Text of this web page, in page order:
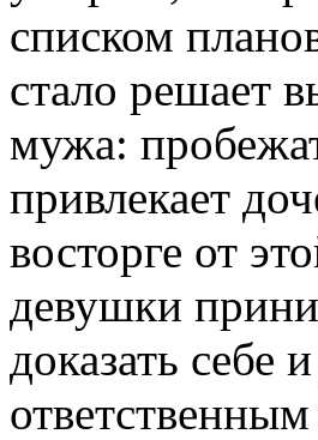
списком
стало решает
мужа:
привлекает
восторге от
девушки
доказать себе